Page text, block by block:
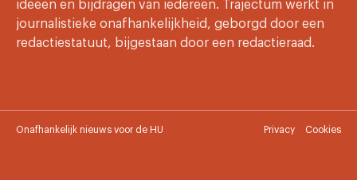
ideeen en bijdragen van iedereen. Trajectum werkt in
journalistieke onafhankelijkheid, geborgd door een
redactiestatuut, bijgestaan door een redactieraad.
Onafhankelijk nieuws voor de HU Privacy Cookies